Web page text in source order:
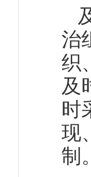
治
织
及
时
现
制。